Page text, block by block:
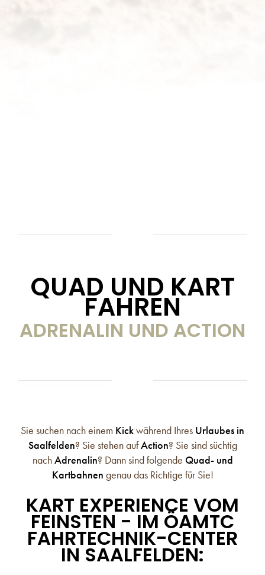
QUAD UND KART
FAHREN
ADRENALIN UND ACTION
Sie suchen nach einem Kickwährend Ihres Urlaubes in
Saalfelden? Sie stehen aufAction? Sie sind süchtig
nachAdrenalin? Dann sind folgende Quad- und
Kartbahnen genau das Richtige für Sie!
KART EXPERIENCE VOM
FEINSTEN - IM ÖAMTC
FAHRTECHNIK-CENTER
IN SAALFELDEN: